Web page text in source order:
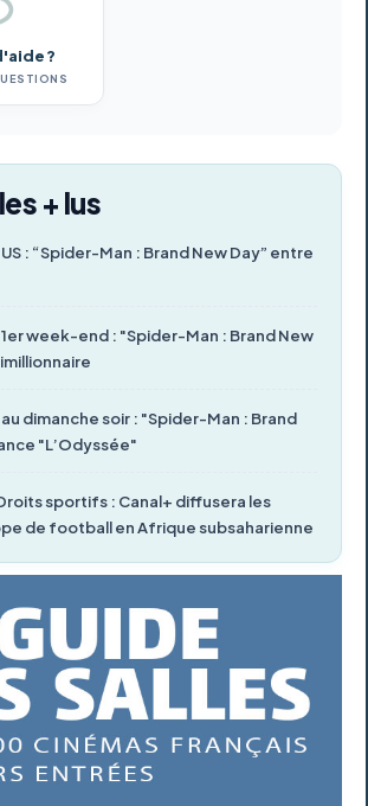
?
+ lus
US : “Spider-Man : Brand New Day” entre
1er week-end : "Spider-Man : Brand New
au dimanche soir : "Spider-Man : Brand
"L’Odyssée"
sportifs : Canal+ diffusera les
de football en Afrique subsaharienne